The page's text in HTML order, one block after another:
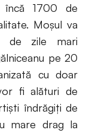
încă 1700 de
Moșul va
de zile mari
pe 20
cu doar
fi alături de
îndrăgiți de
mare drag la